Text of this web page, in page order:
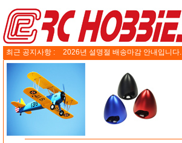
최근 공지사항 : 2026년 설명절 배송마감 안내입니다.